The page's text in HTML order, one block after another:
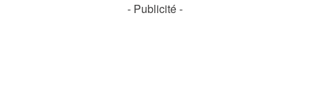
- Publicité -